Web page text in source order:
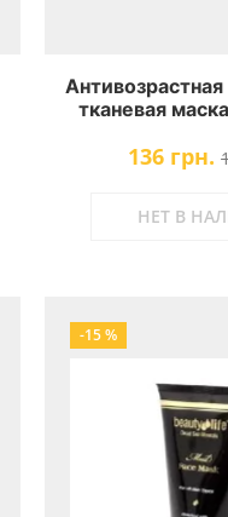
тканевая
кислотой
Anti-Aging
136 грн.
НЕТ В
-15 %